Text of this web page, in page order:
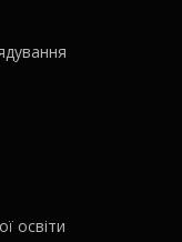
освіти